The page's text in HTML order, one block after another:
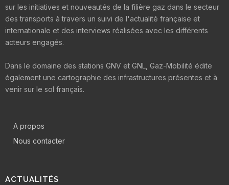
sur les initiatives et nouveautés de la filière gaz dans le secteur
des transports à travers un suivi de l'actualité française et
internationale et des interviews réalisées avec les différents
acteurs engagés.
Dans le domaine des stations GNV et GNL, Gaz-Mobilité édite
également une cartographie des infrastructures présentes et à
venir sur le sol français.
A propos
Nous contacter
ACTUALITÉS